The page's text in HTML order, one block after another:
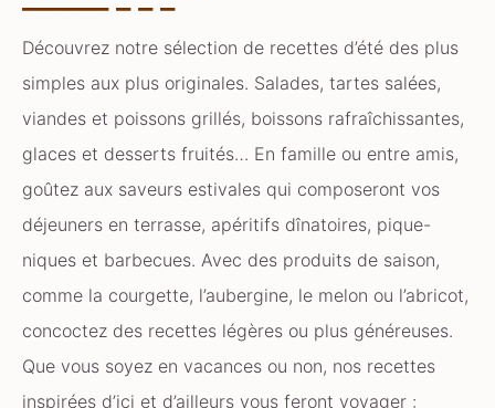
Découvrez notre sélection de recettes d’été des plus
simples aux plus originales. Salades, tartes salées,
viandes et poissons grillés, boissons rafraîchissantes,
glaces et desserts fruités… En famille ou entre amis,
goûtez aux saveurs estivales qui composeront vos
déjeuners en terrasse, apéritifs dînatoires, pique-
niques et barbecues. Avec des produits de saison,
comme la courgette, l’aubergine, le melon ou l’abricot,
concoctez des recettes légères ou plus généreuses.
Que vous soyez en vacances ou non, nos recettes
inspirées d’ici et d’ailleurs vous feront voyager :